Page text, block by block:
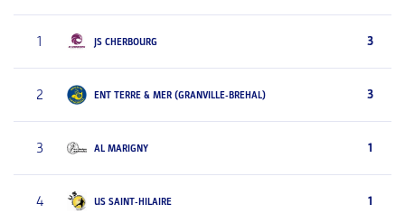
1 JS CHERBOURG 3
2 ENT TERRE & MER (GRANVILLE-BREHAL) 3
3 AL MARIGNY 1
4 US SAINT-HILAIRE 1